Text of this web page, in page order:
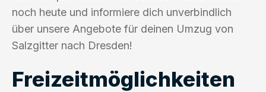
noch heute und informiere dich unverbindlich
über unsere Angebote für deinen Umzug von
Salzgitter nach Dresden!
Freizeitmöglichkeiten